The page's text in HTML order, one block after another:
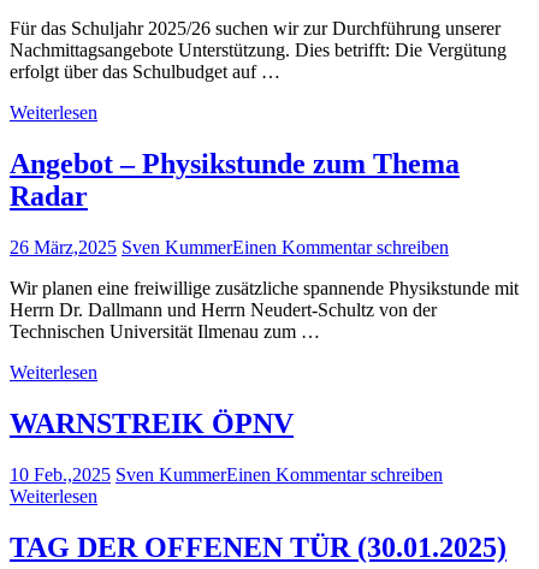
Für das Schuljahr 2025/26 suchen wir zur Durchführung unserer
Nachmittagsangebote Unterstützung. Dies betrifft: Die Vergütung
erfolgt über das Schulbudget auf …
Weiterlesen
Angebot – Physikstunde zum Thema
Radar
26 März,2025 Sven KummerEinen Kommentar schreiben
Wir planen eine freiwillige zusätzliche spannende Physikstunde mit
Herrn Dr. Dallmann und Herrn Neudert-Schultz von der
Technischen Universität Ilmenau zum …
Weiterlesen
WARNSTREIK ÖPNV
10 Feb.,2025 Sven KummerEinen Kommentar schreiben
Weiterlesen
TAG DER OFFENEN TÜR (30.01.2025)